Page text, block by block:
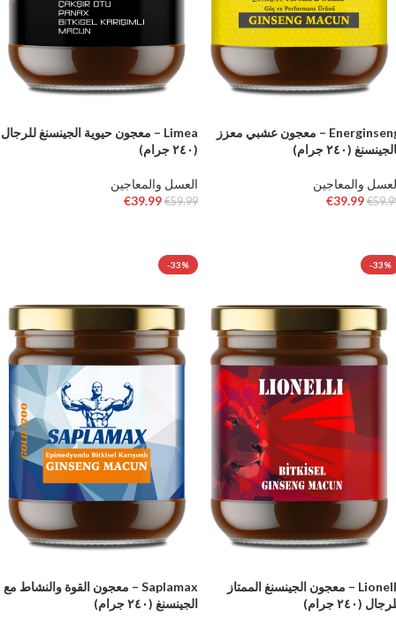
Energinseng – معجون عشبي معزز
(٢٤٠ جرام)
والمعاجين
€
€39.99
Limea – معجون حيوية الجينسنغ للرجال
(٢٤٠ جرام)
العسل والمعاجين
€59.99
€39.99
-33%
Lionelli – معجون الجينسنغ الممتاز
(٢٤٠ جرام)
-33%
Saplamax – معجون القوة والنشاط مع
الجينسنغ (٢٤٠ جرام)